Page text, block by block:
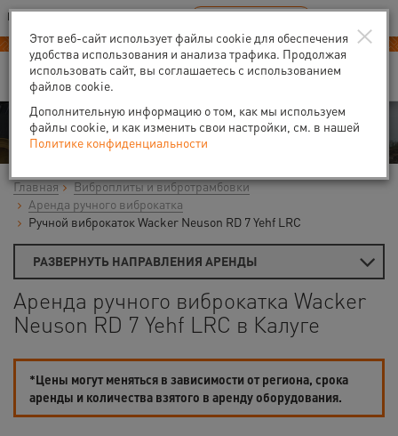
Ваш город:Калуга
В Вашем регионе нет наших офисов RU EN
Аренда
Главная
Виброплиты и вибротрамбовки
Аренда ручного виброкатка
Ручной виброкаток Wacker Neuson RD 7 Yehf LRC
РАЗВЕРНУТЬ НАПРАВЛЕНИЯ АРЕНДЫ
Аренда ручного виброкатка Wacker
Neuson RD 7 Yehf LRC в Калуге
*Цены могут меняться в зависимости от региона, срока
аренды и количества взятого в аренду оборудования.
×
Этот веб-сайт использует файлы cookie для обеспечения
удобства использования и анализа трафика. Продолжая
использовать сайт, вы соглашаетесь с использованием
файлов cookie.
Дополнительную информацию о том, как мы используем
файлы cookie, и как изменить свои настройки, см. в нашей
Политике конфиденциальности